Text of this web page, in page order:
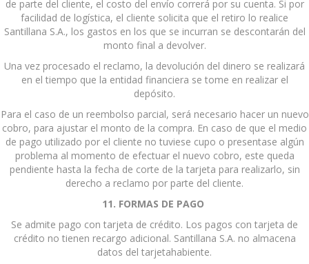
de parte del cliente, el costo del envío correrá por su cuenta. Si por
facilidad de logística, el cliente solicita que el retiro lo realice
Santillana S.A., los gastos en los que se incurran se descontarán del
monto final a devolver.
Una vez procesado el reclamo, la devolución del dinero se realizará
en el tiempo que la entidad financiera se tome en realizar el
depósito.
Para el caso de un reembolso parcial, será necesario hacer un nuevo
cobro, para ajustar el monto de la compra. En caso de que el medio
de pago utilizado por el cliente no tuviese cupo o presentase algún
problema al momento de efectuar el nuevo cobro, este queda
pendiente hasta la fecha de corte de la tarjeta para realizarlo, sin
derecho a reclamo por parte del cliente.
11. FORMAS DE PAGO
Se admite pago con tarjeta de crédito. Los pagos con tarjeta de
crédito no tienen recargo adicional. Santillana S.A. no almacena
datos del tarjetahabiente.